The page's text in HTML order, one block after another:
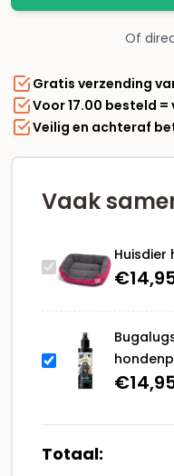
Of
Gratis verzending
Voor 17.00 besteld
Veilig en achteraf
Vaak
Huisdier
€
€
Totaal: